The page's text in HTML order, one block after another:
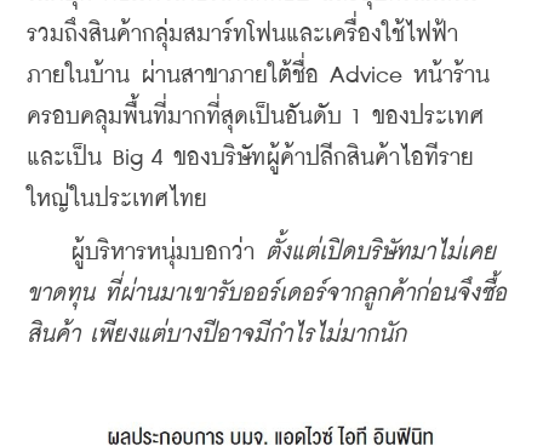
รวมถึงสินค้ากลุ่มสมาร์ทโฟนและเครื่องใช้ไฟฟ้า
ภายในบ้าน ผ่านสาขาภายใต้ชื่อ Advice หน้าร้าน
ครอบคลุมพื้นที่มากที่สุดเป็นอันดับ 1 ของประเทศ
และเป็น Big 4 ของบริษัทผู้ค้าปลีกสินค้าไอทีราย
ใหญ่ในประเทศไทย
ผู้บริหารหนุ่มบอกว่า
ตั้งแต่เปิดบริษัทมาไม่เคย
ขาดทุน ที่ผ่านมาเขารับออร์เดอร์จากลูกค้าก่อนจึงซื้อ
สินค้า เพียงแต่บางปีอาจมีกำไรไม่มากนัก